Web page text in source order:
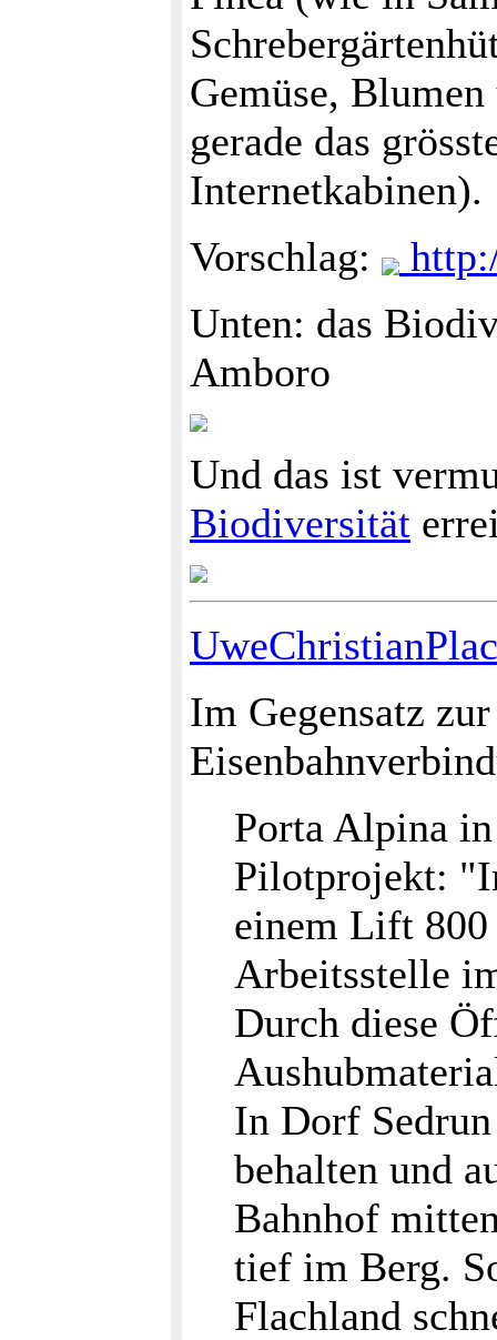
Gemüse,
gerade das
Internetkabinen).
Vorschlag:
Unten: das
Amboro
Und das ist
Biodiversität
Im Gegensatz
Porta Alpina
Pilotprojekt:
einem Lift
Arbeitsstelle
Durch diese
In Dorf
behalten und
Bahnhof
tief im Berg.
Flachland